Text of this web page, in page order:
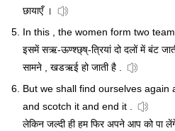
छायाएँ ।
In this , the women form two
इसमें सऋ-ऊण्श्छ्ष्-त्रियां दो दलों में बंट
सामने , खडऋई हो जाती है .
But we shall find ourselves again
and scotch it and end it .
लेकिन जल्दी ही हम फिर अपने आप को पा